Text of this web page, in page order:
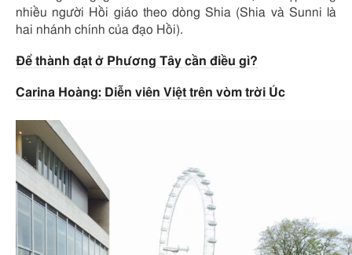
nhiều người Hồi giáo theo dòng Shia (Shia và Sunni là
hai nhánh chính của đạo Hồi).
Để thành đạt ở Phương Tây cần điều gì?
Carina Hoàng: Diễn viên Việt trên vòm trời Úc